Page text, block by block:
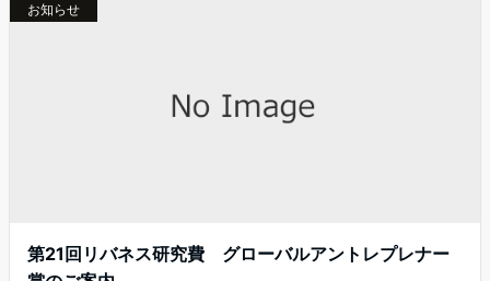
お知らせ
第21回リバネス研究費 グローバルアントレプレナー